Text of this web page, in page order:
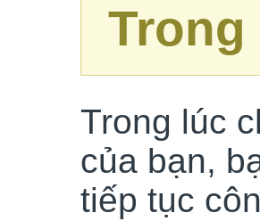
Trong
Trong lúc
của bạn,
tiếp tục